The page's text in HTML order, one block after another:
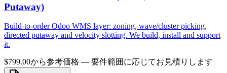
Putaway)
Build-to-order Odoo WMS layer: zoning, wave/cluster picking,
directed putaway and velocity slotting. We build, install and support
it.
$799.00から参考価格 — 要件範囲に応じてお見積りします